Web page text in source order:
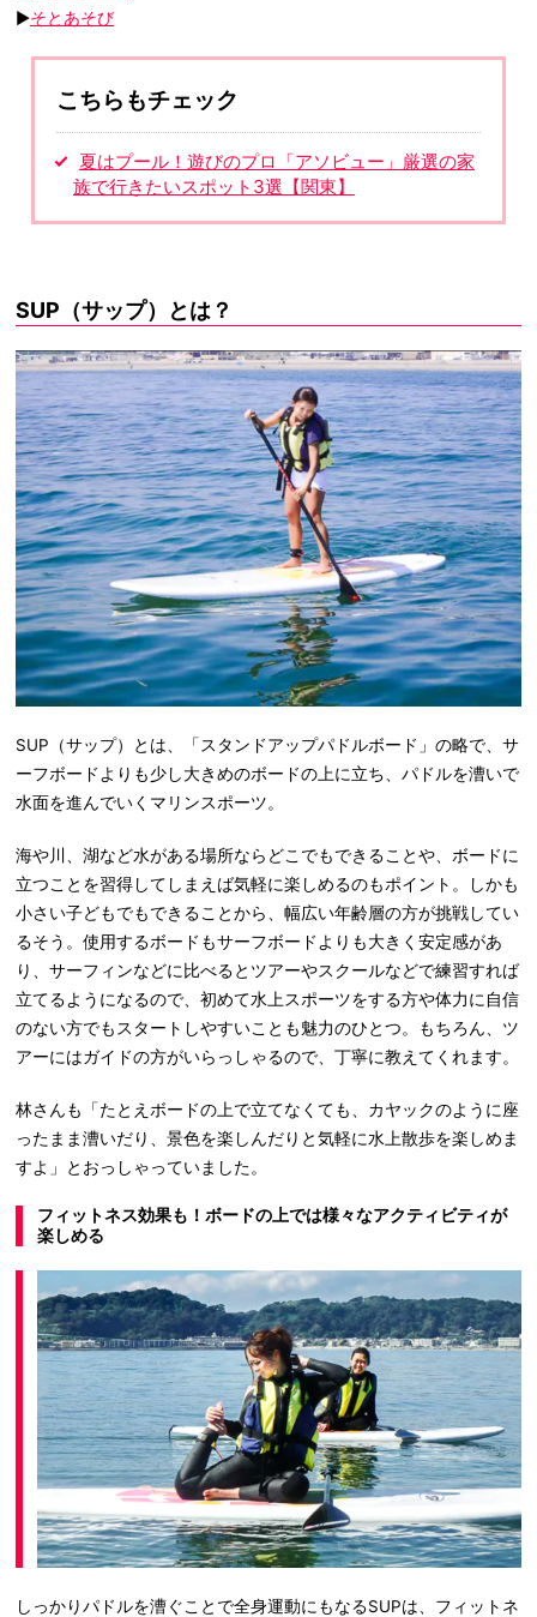
▶そとあそび
こちらもチェック
夏はプール！遊びのプロ「アソビュー」厳選の家
族で行きたいスポット3選【関東】
SUP（サップ）とは？
SUP（サップ）とは、「スタンドアップパドルボード」の略で、サ
ーフボードよりも少し大きめのボードの上に立ち、パドルを漕いで
水面を進んでいくマリンスポーツ。
海や川、湖など水がある場所ならどこでもできることや、ボードに
立つことを習得してしまえば気軽に楽しめるのもポイント。しかも
小さい子どもでもできることから、幅広い年齢層の方が挑戦してい
るそう。使用するボードもサーフボードよりも大きく安定感があ
り、サーフィンなどに比べるとツアーやスクールなどで練習すれば
立てるようになるので、初めて水上スポーツをする方や体力に自信
のない方でもスタートしやすいことも魅力のひとつ。もちろん、ツ
アーにはガイドの方がいらっしゃるので、丁寧に教えてくれます。
林さんも「たとえボードの上で立てなくても、カヤックのように座
ったまま漕いだり、景色を楽しんだりと気軽に水上散歩を楽しめま
すよ」とおっしゃっていました。
フィットネス効果も！ボードの上では様々なアクティビティが
楽しめる
しっかりパドルを漕ぐことで全身運動にもなるSUPは、フィットネ